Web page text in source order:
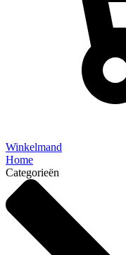
Winkelmand
Home
Categorieën